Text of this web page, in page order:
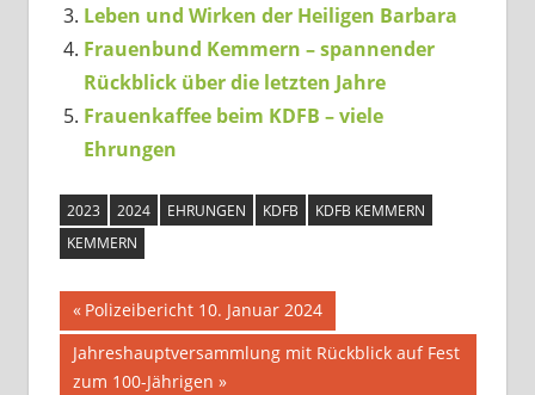
Leben und Wirken der Heiligen Barbara
Frauenbund Kemmern – spannender
Rückblick über die letzten Jahre
Frauenkaffee beim KDFB – viele
Ehrungen
2023 2024 EHRUNGEN KDFB
KDFB KEMMERN
KEMMERN
Beitragsnavigation
Vorheriger
Beitrag:
Polizeibericht 10. Januar 2024
Nächster
Beitrag:
Jahreshauptversammlung mit Rückblick auf Fest
zum 100-Jährigen